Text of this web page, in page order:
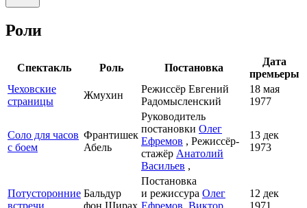
Роли
Спектакль Роль Постановка
Дата
премьеры
Чеховские
страницы
Жмухин
Режиссёр Евгений
Радомысленский
18 мая
1977
Соло для часов
с боем
Франтишек
Абель
Руководитель
постановки Олег
Ефремов , Режиссёр-
стажёр Анатолий
Васильев ,
13 дек
1973
Потусторонние Бальдур
Постановка
и режиссура Олег
12 дек